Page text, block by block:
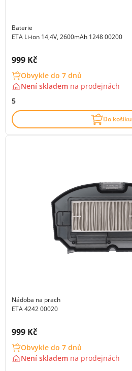
Baterie
ETA Li-ion 14,4V, 2600mAh 1248 00200
Cena s DPH:
999 Kč
Obvykle do 7 dnů
Není skladem na prodejnách
5
Do košíku
Nádoba na prach
ETA 4242 00020
Cena s DPH:
999 Kč
Obvykle do 7 dnů
Není skladem na prodejnách